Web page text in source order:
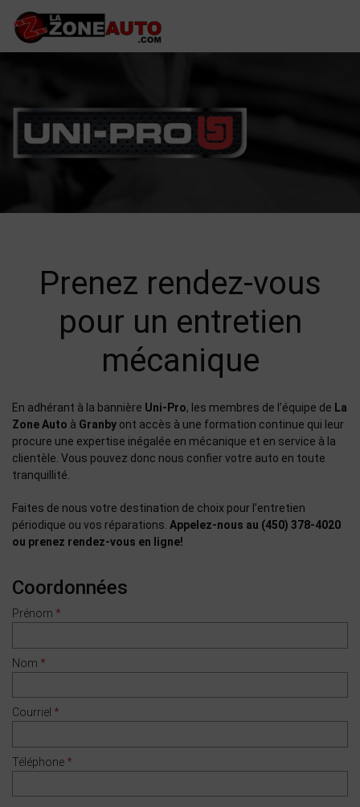
Prenez rendez-vous
pour un entretien
mécanique
En adhérant à la bannière Uni-Pro, les membres de l’équipe de La
Zone Auto à Granby ont accès à une formation continue qui leur
procure une expertise inégalée en mécanique et en service à la
clientèle. Vous pouvez donc nous confier votre auto en toute
tranquillité.
Faites de nous votre destination de choix pour l’entretien
périodique ou vos réparations. Appelez-nous au (450) 378-4020
ou prenez rendez-vous en ligne!
Coordonnées
Prénom *
Nom *
Courriel *
Téléphone *